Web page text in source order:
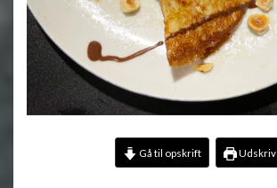
Gå til opskrift Udskriv